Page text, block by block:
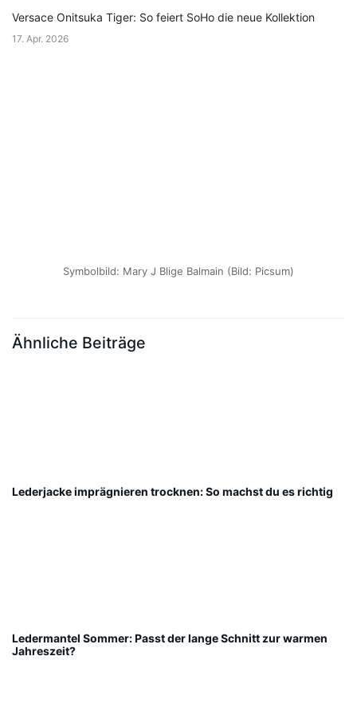
Versace Onitsuka Tiger: So feiert SoHo die neue Kollektion
17. Apr. 2026
Symbolbild: Mary J Blige Balmain (Bild: Picsum)
Ähnliche Beiträge
Lederjacke imprägnieren trocknen: So machst du es richtig
Ledermantel Sommer: Passt der lange Schnitt zur warmen
Jahreszeit?